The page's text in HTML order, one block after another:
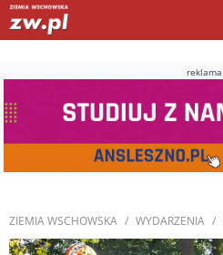
reklama
ZIEMIA WSCHOWSKA WYDARZENIA